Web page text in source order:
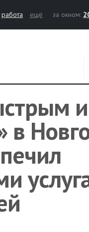
работа ещё за окном:
в